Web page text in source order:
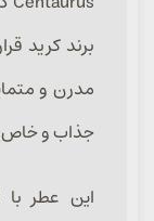
برند کرید
جذاب و خاص